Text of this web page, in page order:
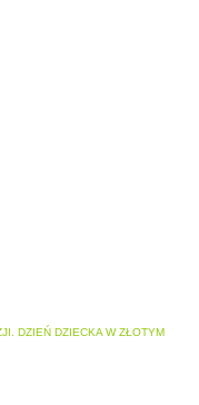
DZIEŃ DZIECKA W ZŁOTYM